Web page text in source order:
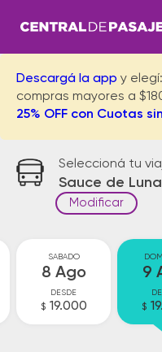
Descargá la app y elegí:
compras mayores a
25% OFF con Cuotas
Seleccioná tu
Sauce de Luna
Modificar
SABADO
8 Ago
DESDE
$ 19.000
9
$